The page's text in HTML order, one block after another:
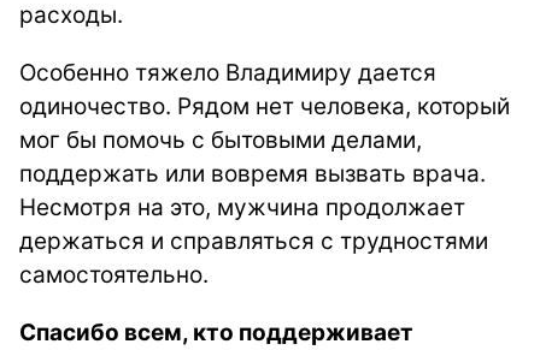
расходы.
Особенно тяжело Владимиру дается
одиночество. Рядом нет человека, который
мог бы помочь с бытовыми делами,
поддержать или вовремя вызвать врача.
Несмотря на это, мужчина продолжает
держаться и справляться с трудностями
самостоятельно.
Спасибо всем, кто поддерживает